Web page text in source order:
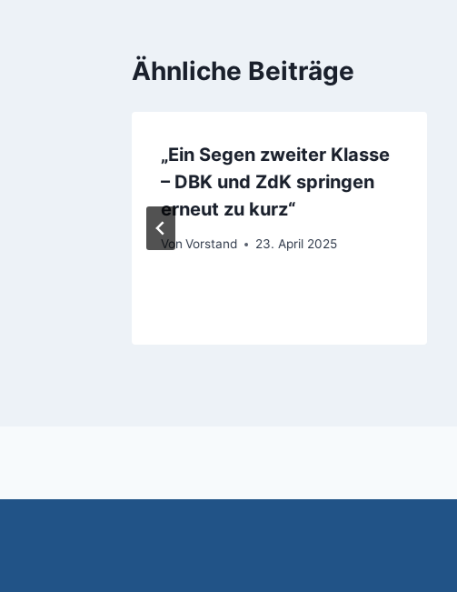
Ähnliche Beiträge
„Ein Segen zweiter Klasse
– DBK und ZdK springen
erneut zu kurz“
Von Vorstand 23. April 2025